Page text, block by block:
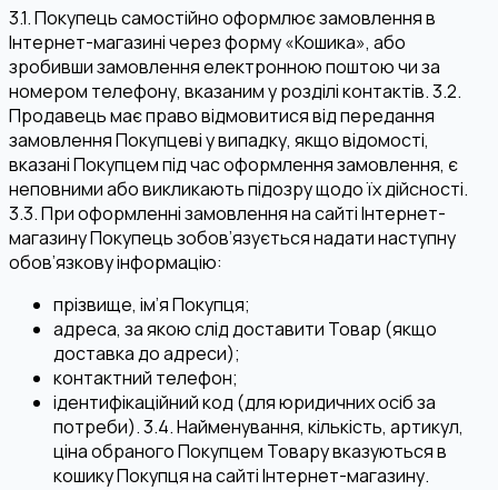
3.1. Покупець самостійно оформлює замовлення в
Інтернет-магазині через форму «Кошика», або
зробивши замовлення електронною поштою чи за
номером телефону, вказаним у розділі контактів. 3.2.
Продавець має право відмовитися від передання
замовлення Покупцеві у випадку, якщо відомості,
вказані Покупцем під час оформлення замовлення, є
неповними або викликають підозру щодо їх дійсності.
3.3. При оформленні замовлення на сайті Інтернет-
магазину Покупець зобов’язується надати наступну
обов’язкову інформацію:
прізвище, ім’я Покупця;
адреса, за якою слід доставити Товар (якщо
доставка до адреси);
контактний телефон;
ідентифікаційний код (для юридичних осіб за
потреби). 3.4. Найменування, кількість, артикул,
ціна обраного Покупцем Товару вказуються в
кошику Покупця на сайті Інтернет-магазину.